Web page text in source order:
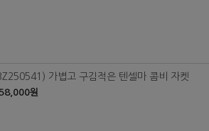
가볍고 구김적은 텐셀마 콤비 자켓
원